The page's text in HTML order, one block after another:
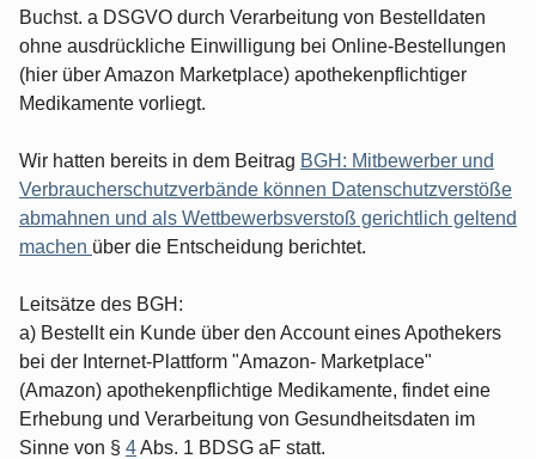
Buchst. a DSGVO durch Verarbeitung von Bestelldaten
ohne ausdrückliche Einwilligung bei Online-Bestellungen
(hier über Amazon Marketplace) apothekenpflichtiger
Medikamente vorliegt.
Wir hatten bereits in dem Beitrag BGH: Mitbewerber und
Verbraucherschutzverbände können Datenschutzverstöße
abmahnen und als Wettbewerbsverstoß gerichtlich geltend
machen über die Entscheidung berichtet.
Leitsätze des BGH:
a) Bestellt ein Kunde über den Account eines Apothekers
bei der Internet-Plattform "Amazon- Marketplace"
(Amazon) apothekenpflichtige Medikamente, findet eine
Erhebung und Verarbeitung von Gesundheitsdaten im
Sinne von § 4Abs. 1 BDSG aF statt.